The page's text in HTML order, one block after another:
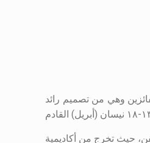
الفائزين وهي من تصميم رائد
حيث تخرج من أكاديمية